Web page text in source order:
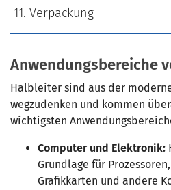
11. Verpackung
Anwendungsbereiche
Halbleiter sind aus der
wegzudenken und kommen
wichtigsten
Computer und Elektronik:
Grundlage für
Grafikkarten und andere